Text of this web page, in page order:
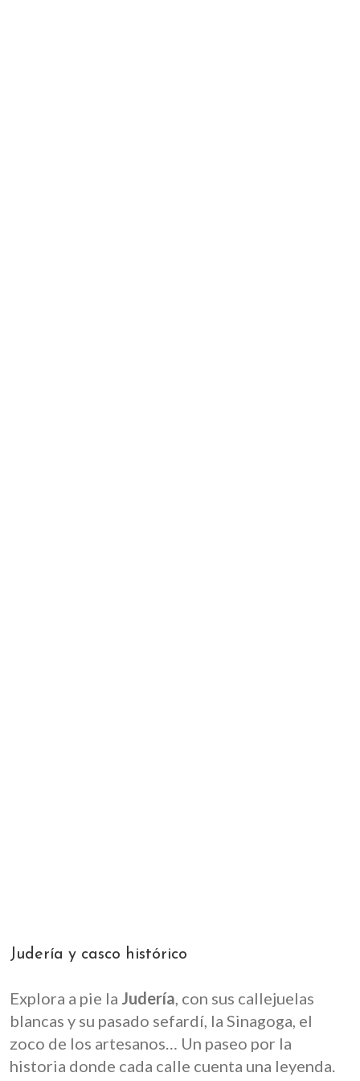
Judería y casco histórico
Explora a pie la Judería, con sus callejuelas
blancas y su pasado sefardí, la Sinagoga, el
zoco de los artesanos… Un paseo por la
historia donde cada calle cuenta una leyenda.